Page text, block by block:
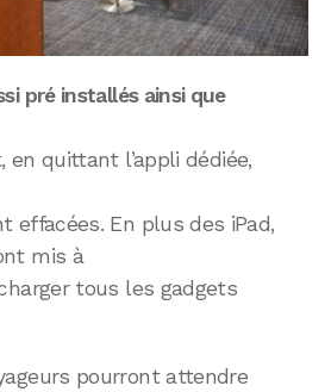
pré installés ainsi que
en quittant l’appli dédiée,
effacées. En plus des iPad,
mis à
tous les gadgets
pourront attendre